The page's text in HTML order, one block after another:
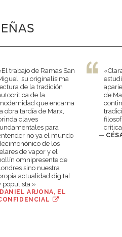
trabajo de Ramas San
su originalísima
de la tradición
de la
que encarna
obra tardía de Marx,
claves
para
no ya el mundo
de los
de vapor y el
omnipresente de
sino nuestra
actualidad digital
populista.»
ARJONA, EL
de
—